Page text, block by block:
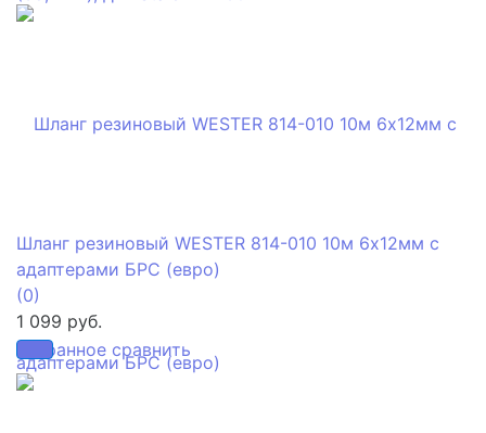
избранное сравнить
Шланг резиновый WESTER 814-010 10м 6х12мм с
адаптерами БРС (евро)
(0)
1 099 руб.